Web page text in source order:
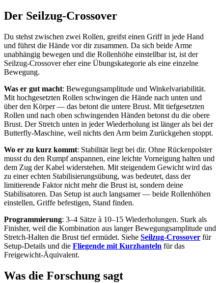
Der Seilzug-Crossover
Du stehst zwischen zwei Rollen, greifst einen Griff in jede Hand
und führst die Hände vor dir zusammen. Da sich beide Arme
unabhängig bewegen und die Rollenhöhe einstellbar ist, ist der
Seilzug-Crossover eher eine Übungskategorie als eine einzelne
Bewegung.
Was er gut macht: Bewegungsamplitude und Winkelvariabilität.
Mit hochgesetzten Rollen schwingen die Hände nach unten und
über den Körper — das betont die untere Brust. Mit tiefgesetzten
Rollen und nach oben schwingenden Händen betonst du die obere
Brust. Der Stretch unten in jeder Wiederholung ist länger als bei der
Butterfly-Maschine, weil nichts den Arm beim Zurückgehen stoppt.
Wo er zu kurz kommt: Stabilität liegt bei dir. Ohne Rückenpolster
musst du den Rumpf anspannen, eine leichte Vorneigung halten und
dem Zug der Kabel widerstehen. Mit steigendem Gewicht wird das
zu einer echten Stabilisierungsübung, was bedeutet, dass der
limitierende Faktor nicht mehr die Brust ist, sondern deine
Stabilisatoren. Das Setup ist auch langsamer — beide Rollenhöhen
einstellen, Griffe befestigen, Stand finden.
Programmierung: 3–4 Sätze à 10–15 Wiederholungen. Stark als
Finisher, weil die Kombination aus langer Bewegungsamplitude und
Stretch-Halten die Brust tief ermüdet. Siehe Seilzug-Crossover für
Setup-Details und die Fliegende mit Kurzhanteln für das
Freigewicht-Äquivalent.
Was die Forschung sagt